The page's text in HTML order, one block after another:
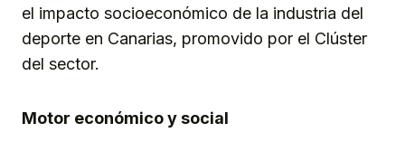
el impacto socioeconómico de la industria del
deporte en Canarias, promovido por el Clúster
del sector.
Motor económico y social